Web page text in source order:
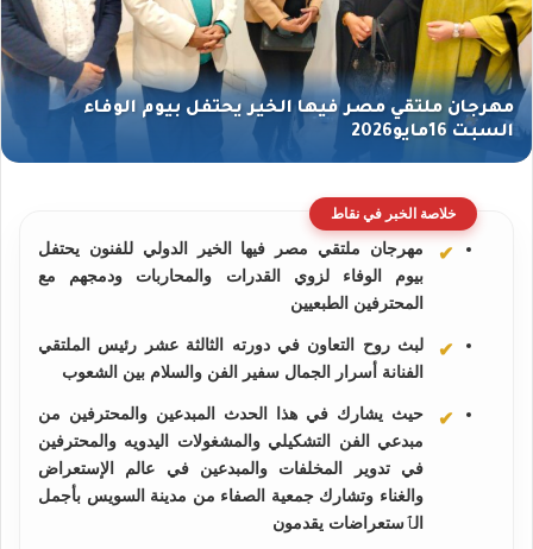
خلاصة الخبر في نقاط
مهرجان ملتقي مصر فيها الخير الدولي للفنون يحتفل
بيوم الوفاء لزوي القدرات والمحاربات ودمجهم مع
المحترفين الطبعيين
لبث روح التعاون في دورته الثالثة عشر رئيس الملتقي
الفنانة أسرار الجمال سفير الفن والسلام بين الشعوب
حيث يشارك في هذا الحدث المبدعين والمحترفين من
مبدعي الفن التشكيلي والمشغولات اليدويه والمحترفين
في تدوير المخلفات والمبدعين في عالم الإستعراض
والغناء وتشارك جمعية الصفاء من مدينة السويس بأجمل
الٱستعراضات يقدمون